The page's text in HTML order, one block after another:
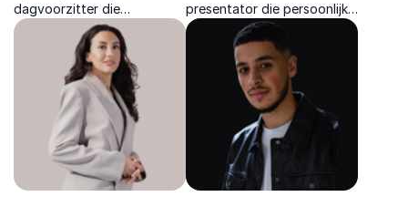
dagvoorzitter die
maatschappelijke thema’s
begrijpelijk maakt en met
verhalen echte verbinding
presentator die persoonlijke
groei, motivatie en
diversiteit tastbaar maakt
en met energie nieuwe
perspectieven opent.